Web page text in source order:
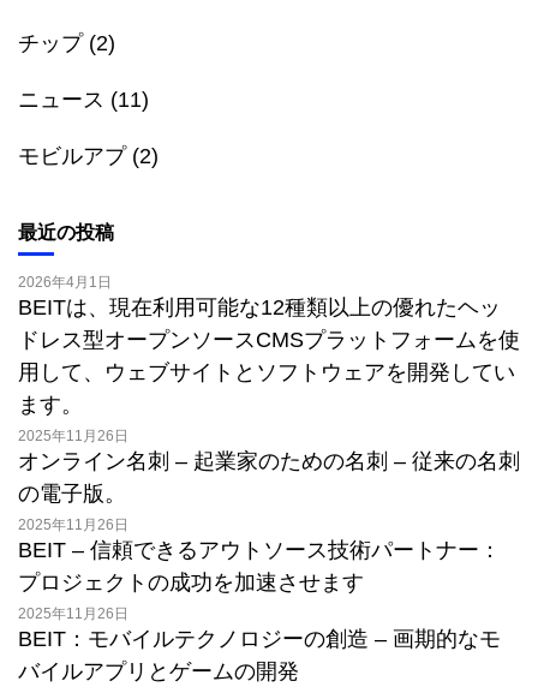
チップ(2)
ニュース (11)
モビルアプ(2)
最近の投稿
BEITは、現在利用可能な12種類以上の優れたヘッ
ドレス型オープンソースCMSプラットフォームを使
用して、ウェブサイトとソフトウェアを開発してい
ます。
2026年4月1日
オンライン名刺 – 起業家のための名刺 – 従来の名刺
の電子版。
2025年11月26日
BEIT – 信頼できるアウトソース技術パートナー：
プロジェクトの成功を加速させます
2025年11月26日
BEIT：モバイルテクノロジーの創造 – 画期的なモ
バイルアプリとゲームの開発
2025年11月26日